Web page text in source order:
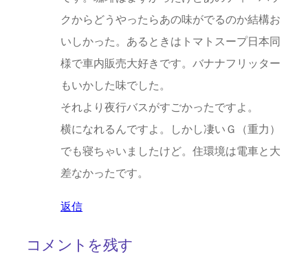
クからどうやったらあの味がでるのか結構お
いしかった。あるときはトマトスープ日本同
様で車内販売大好きです。バナナフリッター
もいかした味でした。
それより夜行バスがすごかったですよ。
横になれるんですよ。しかし凄いＧ（重力）
でも寝ちゃいましたけど。住環境は電車と大
差なかったです。
返信
コメントを残す